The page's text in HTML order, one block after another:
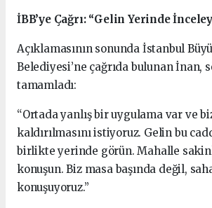
İBB’ye Çağrı: “Gelin Yerinde
Açıklamasının sonunda İstanbul
Belediyesi’ne çağrıda bulunan İnan,
tamamladı:
“Ortada yanlış bir uygulama var ve
kaldırılmasını istiyoruz. Gelin bu
birlikte yerinde görün. Mahalle
konuşun. Biz masa başında değil,
konuşuyoruz.”